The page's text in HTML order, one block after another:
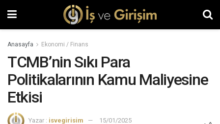
Anasayfa Ekonomi / Finans
TCMB’nin Sıkı Para
Politikalarının Kamu Maliyesine
Etkisi
Yazar : isvegirisim
15/01/2025